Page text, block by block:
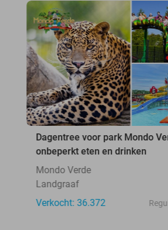
Dagentree voor park Mondo
onbeperkt eten en drinken
Mondo Verde
Landgraaf
Verkocht: 36.372